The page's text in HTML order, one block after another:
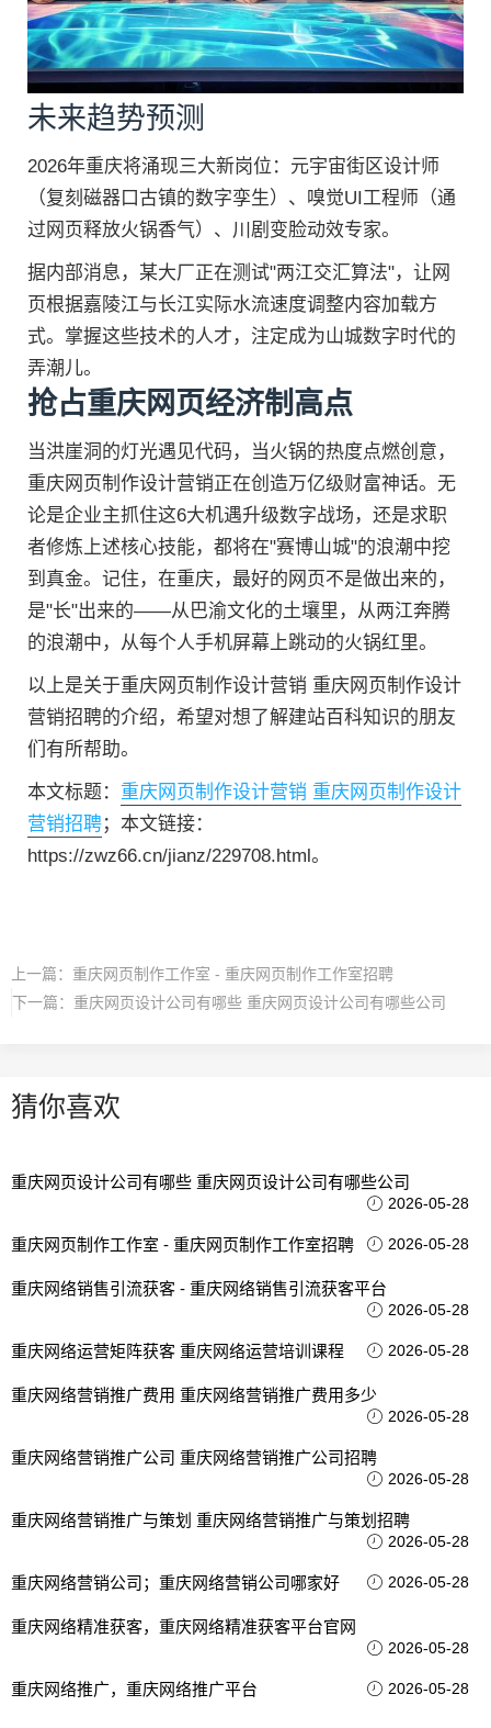
未来趋势预测
2026年重庆将涌现三大新岗位：元宇宙街区设计师
（复刻磁器口古镇的数字孪生）、嗅觉UI工程师（通
过网页释放火锅香气）、川剧变脸动效专家。
据内部消息，某大厂正在测试"两江交汇算法"，让网
页根据嘉陵江与长江实际水流速度调整内容加载方
式。掌握这些技术的人才，注定成为山城数字时代的
弄潮儿。
抢占重庆网页经济制高点
当洪崖洞的灯光遇见代码，当火锅的热度点燃创意，
重庆网页制作设计营销正在创造万亿级财富神话。无
论是企业主抓住这6大机遇升级数字战场，还是求职
者修炼上述核心技能，都将在"赛博山城"的浪潮中挖
到真金。记住，在重庆，最好的网页不是做出来的，
是"长"出来的——从巴渝文化的土壤里，从两江奔腾
的浪潮中，从每个人手机屏幕上跳动的火锅红里。
以上是关于重庆网页制作设计营销 重庆网页制作设计
营销招聘的介绍，希望对想了解建站百科知识的朋友
们有所帮助。
本文标题： 重庆网页制作设计营销 重庆网页制作设计
营销招聘；本文链接：
https://zwz66.cn/jianz/229708.html。
上一篇： 重庆网页制作工作室 - 重庆网页制作工作室招聘
下一篇： 重庆网页设计公司有哪些 重庆网页设计公司有哪些公司
猜你喜欢
重庆网页设计公司有哪些 重庆网页设计公司有哪些公司
2026-05-28
重庆网页制作工作室 - 重庆网页制作工作室招聘 2026-05-28
重庆网络销售引流获客 - 重庆网络销售引流获客平台
2026-05-28
重庆网络运营矩阵获客 重庆网络运营培训课程 2026-05-28
重庆网络营销推广费用 重庆网络营销推广费用多少
2026-05-28
重庆网络营销推广公司 重庆网络营销推广公司招聘
2026-05-28
重庆网络营销推广与策划 重庆网络营销推广与策划招聘
2026-05-28
重庆网络营销公司；重庆网络营销公司哪家好 2026-05-28
重庆网络精准获客，重庆网络精准获客平台官网
2026-05-28
重庆网络推广，重庆网络推广平台 2026-05-28